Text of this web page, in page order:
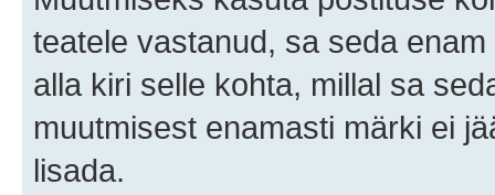
teatele vastanud, sa seda
alla kiri selle kohta, millal sa
muutmisest enamasti märki ei
lisada.